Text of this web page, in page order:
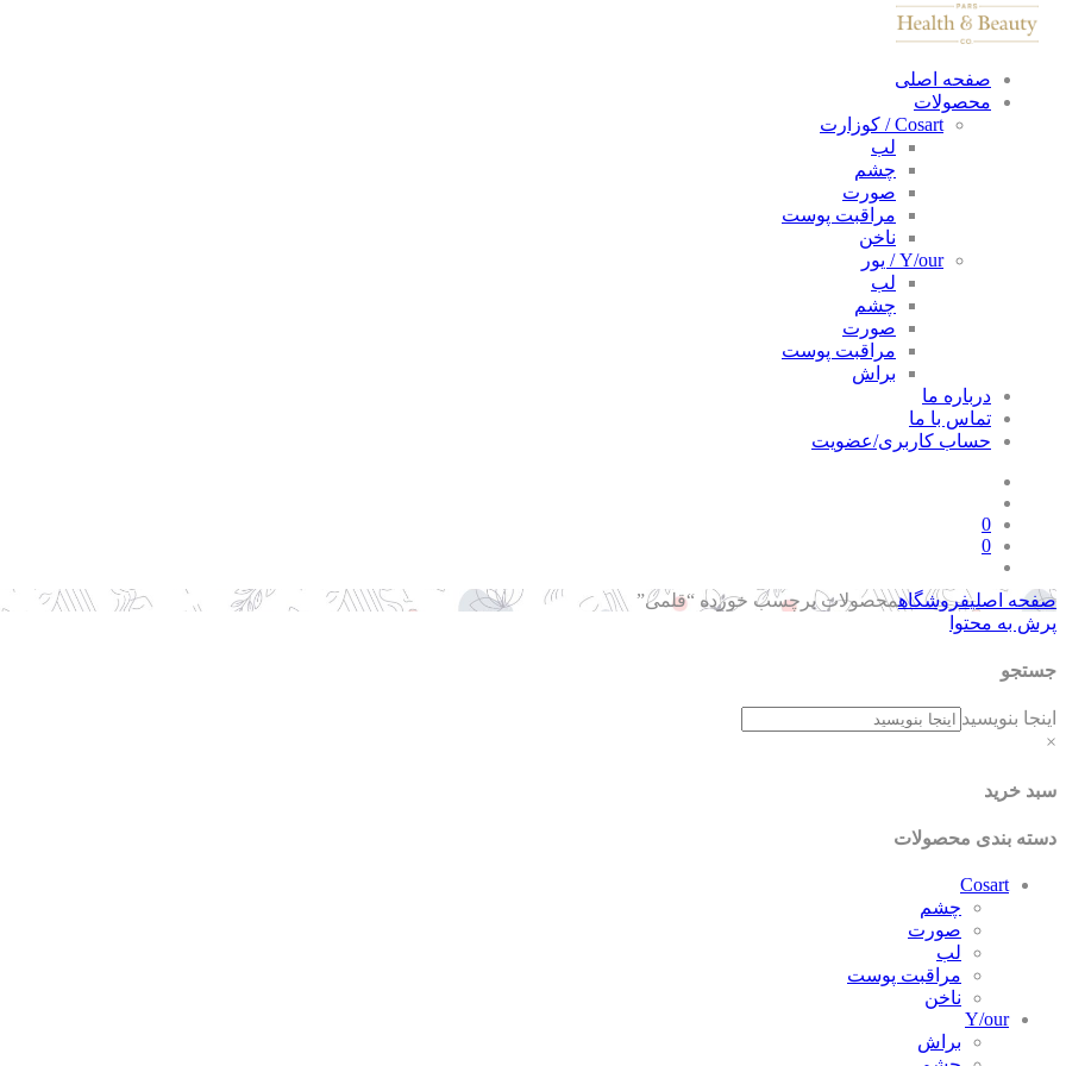
صفحه اصلی
محصولات
Cosart / کوزارت
لب
چشم
صورت
مراقبت پوست
ناخن
Y/our / یور
لب
چشم
صورت
مراقبت پوست
براش
درباره ما
تماس با ما
حساب کاربری/عضویت
0
0
صفحه اصلیفروشگاهمحصولات برچسب خورده “قلمی”
پرش به محتوا
جستجو
اینجا بنویسید
×
سبد خرید
دسته بندی محصولات
Cosart
چشم
صورت
لب
مراقبت پوست
ناخن
Y/our
براش